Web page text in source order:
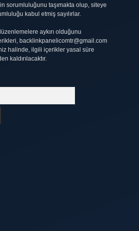
sorumluluğunu taşımakta olup, siteye
kabul etmiş sayılırlar.
aykırı olduğunu
backlinkpanelicomtr@gmail.com
halinde, ilgili içerikler yasal süre
kaldırılacaktır.